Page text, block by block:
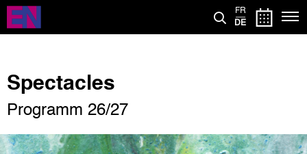
Direkt
zum
Inhalt
FR
DE
Spectacles
Programm 26/27